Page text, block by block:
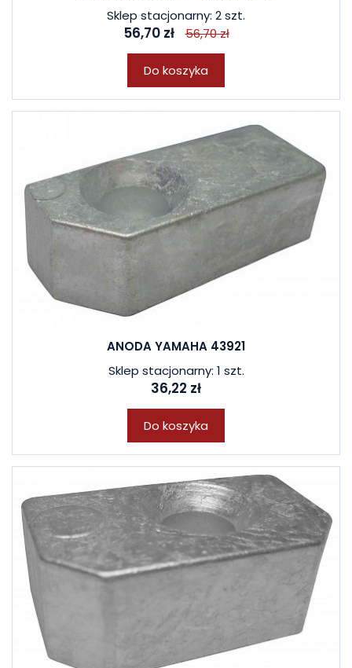
Sklep stacjonarny: 2 szt.
56,70 zł 56,70 zł
Do koszyka
ANODA YAMAHA 43921
Sklep stacjonarny: 1 szt.
36,22 zł
Do koszyka